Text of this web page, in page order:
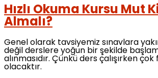
Hızlı Okuma Kursu Mut
Almalı?
Genel olarak tavsiyemiz sınavlara
değil derslere yoğun bir şekilde
alınmasıdır. Çünkü ders çalışırken çok
olacaktır.